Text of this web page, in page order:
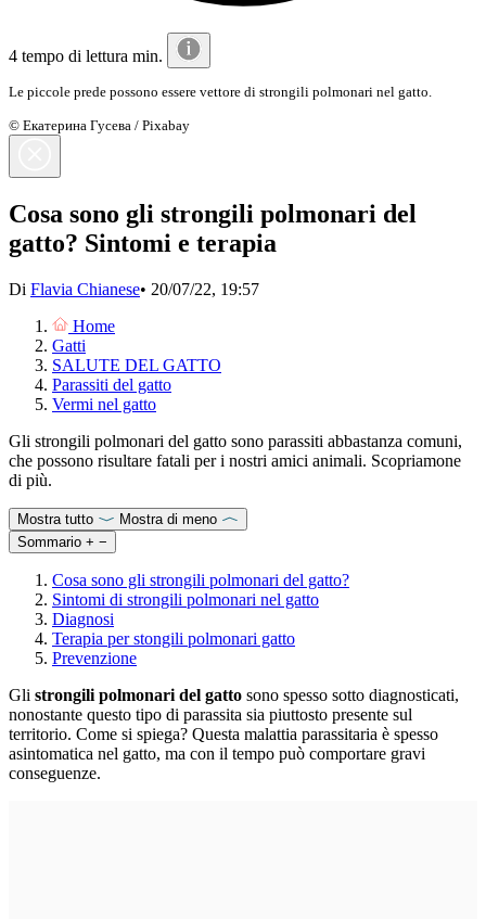
4 tempo di lettura min.
Le piccole prede possono essere vettore di strongili polmonari nel gatto.
© Екатерина Гусева / Pixabay
Cosa sono gli strongili polmonari del
gatto? Sintomi e terapia
Di Flavia Chianese• 20/07/22, 19:57
Home
Gatti
SALUTE DEL GATTO
Parassiti del gatto
Vermi nel gatto
Gli strongili polmonari del gatto sono parassiti abbastanza comuni,
che possono risultare fatali per i nostri amici animali. Scopriamone
di più.
Mostra tutto
Mostra di meno
Sommario + −
Cosa sono gli strongili polmonari del gatto?
Sintomi di strongili polmonari nel gatto
Diagnosi
Terapia per stongili polmonari gatto
Prevenzione
Gli strongili polmonari del gatto sono spesso sotto diagnosticati,
nonostante questo tipo di parassita sia piuttosto presente sul
territorio. Come si spiega? Questa malattia parassitaria è spesso
asintomatica nel gatto, ma con il tempo può comportare gravi
conseguenze.